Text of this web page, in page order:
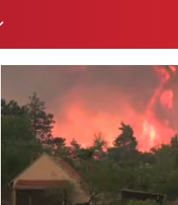
РТС 3 РТС